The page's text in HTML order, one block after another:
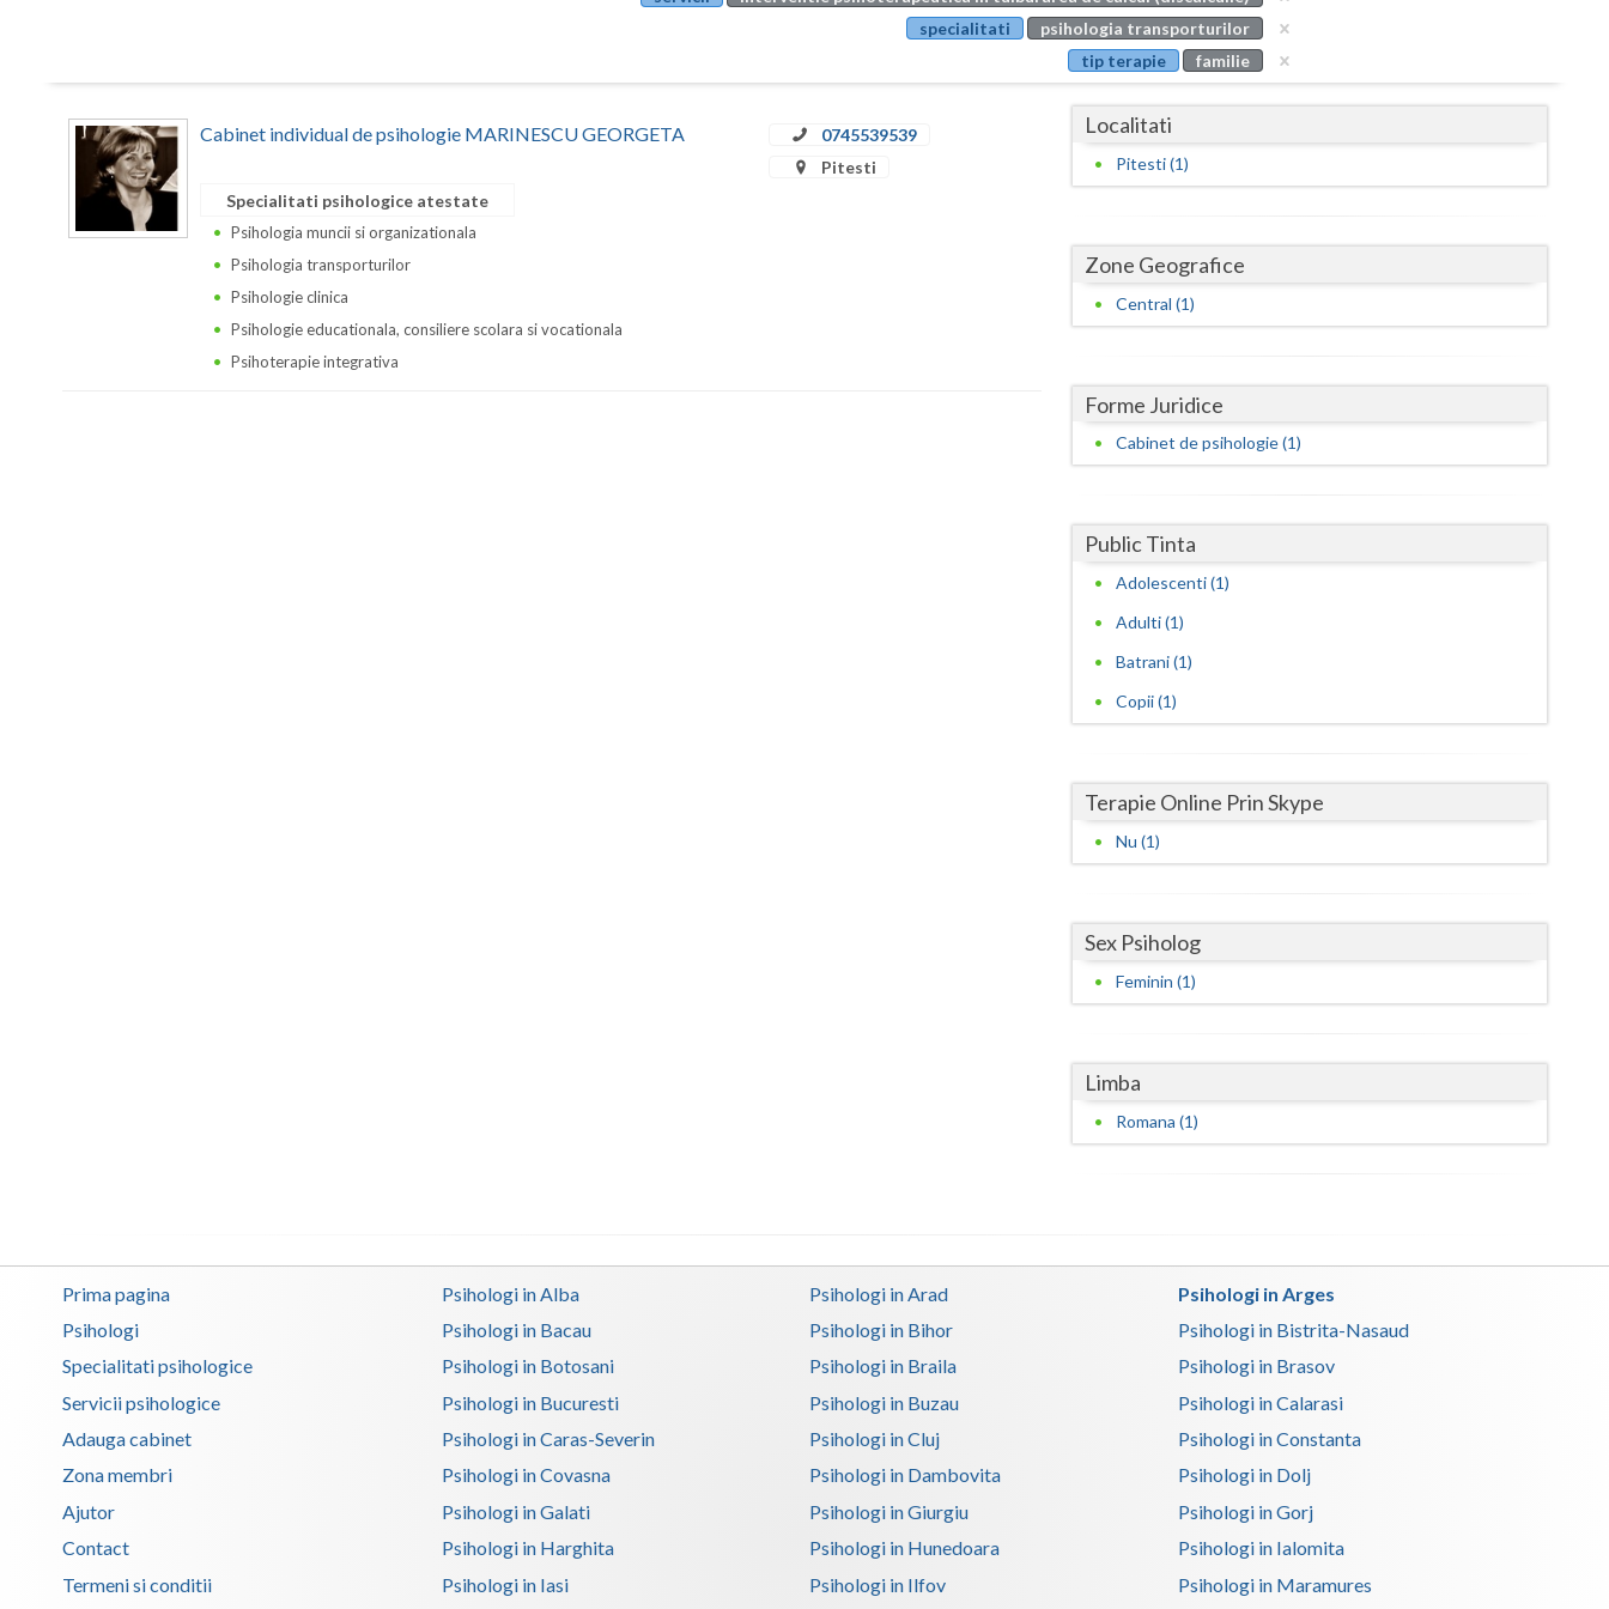
Buzau
Calarasi
Caras-Severin
Giurgiu
Maramures
Mehedinti
Neamt
Salaj
Timis
Tulcea
Valcea
Vaslui
specialitati
psihologia transporturilor
tip terapie
familie
Cabinet individual de psihologie MARINESCU GEORGETA
0745539539
Pitesti
Specialitati psihologice atestate
Psihologia muncii si organizationala
Psihologia transporturilor
Psihologie clinica
Psihologie educationala, consiliere scolara si vocationala
Psihoterapie integrativa
Localitati
Pitesti (1)
Zone Geografice
Central (1)
Forme Juridice
Cabinet de psihologie (1)
Public Tinta
Adolescenti (1)
Adulti (1)
Batrani (1)
Copii (1)
Terapie Online Prin Skype
Nu (1)
Sex Psiholog
Feminin (1)
Limba
Romana (1)
Prima pagina
Psihologi
Specialitati psihologice
Servicii psihologice
Adauga cabinet
Zona membri
Ajutor
Contact
Termeni si conditii
Psihologi in Alba Psihologi in Arad
Psihologi in Arges
Psihologi in Bacau
Psihologi in Bihor
Psihologi in Bistrita-Nasaud
Psihologi in Botosani
Psihologi in Braila
Psihologi in Brasov
Psihologi in Bucuresti
Psihologi in Buzau
Psihologi in Calarasi
Psihologi in Caras-Severin
Psihologi in Cluj
Psihologi in Constanta
Psihologi in Covasna
Psihologi in Dambovita
Psihologi in Dolj
Psihologi in Galati
Psihologi in Giurgiu
Psihologi in Gorj
Psihologi in Harghita
Psihologi in Hunedoara
Psihologi in Ialomita
Psihologi in Iasi
Psihologi in Ilfov
Psihologi in Maramures